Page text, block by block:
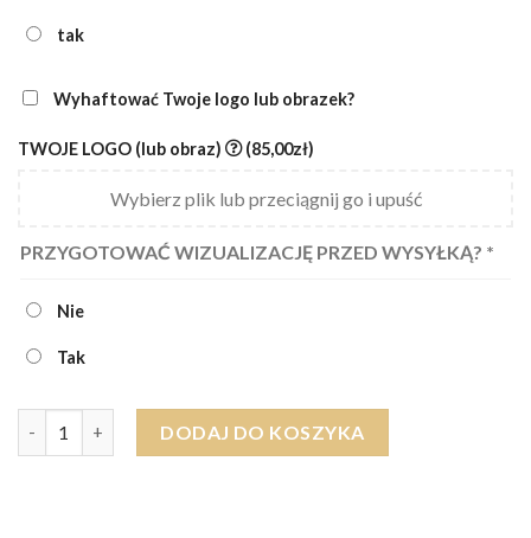
tak
Wyhaftować Twoje logo lub obrazek?
TWOJE LOGO (lub obraz) (85,00zł)
Wybierz plik lub przeciągnij go i upuść
PRZYGOTOWAĆ WIZUALIZACJĘ PRZED WYSYŁKĄ? *
Nie
Tak
DODAJ DO KOSZYKA